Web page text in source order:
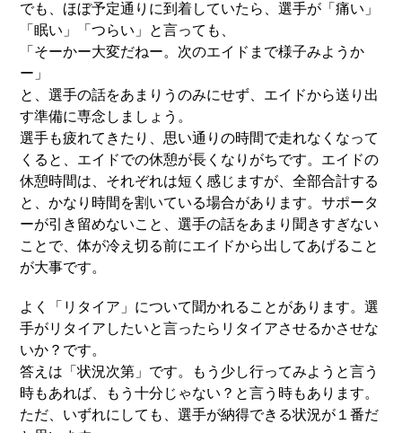
でも、ほぼ予定通りに到着していたら、選手が「痛い」
「眠い」「つらい」と言っても、
「そーかー大変だねー。次のエイドまで様子みようか
ー」
と、選手の話をあまりうのみにせず、エイドから送り出
す準備に専念しましょう。
選手も疲れてきたり、思い通りの時間で走れなくなって
くると、エイドでの休憩が長くなりがちです。エイドの
休憩時間は、それぞれは短く感じますが、全部合計する
と、かなり時間を割いている場合があります。サポータ
ーが引き留めないこと、選手の話をあまり聞きすぎない
ことで、体が冷え切る前にエイドから出してあげること
が大事です。
よく「リタイア」について聞かれることがあります。選
手がリタイアしたいと言ったらリタイアさせるかさせな
いか？です。
答えは「状況次第」です。もう少し行ってみようと言う
時もあれば、もう十分じゃない？と言う時もあります。
ただ、いずれにしても、選手が納得できる状況が１番だ